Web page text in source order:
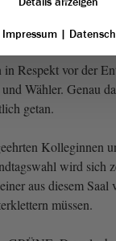
hat gezeigt: Unter
Parteien
in Respekt vor der
Wähler. Genau
getan.
Kolleginnen
wird sich
aus diesem Saal
müssen.
Impressum|